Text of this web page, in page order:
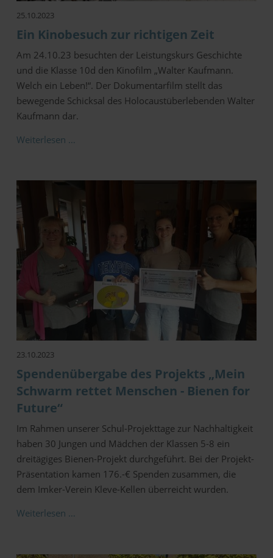
25.10.2023
Ein Kinobesuch zur richtigen Zeit
Am 24.10.23 besuchten der Leistungskurs Geschichte
und die Klasse 10d den Kinofilm „Walter Kaufmann.
Welch ein Leben!“. Der Dokumentarfilm stellt das
bewegende Schicksal des Holocaustüberlebenden Walter
Kaufmann dar.
Weiterlesen …
23.10.2023
Spendenübergabe des Projekts „Mein
Schwarm rettet Menschen - Bienen for
Future“
Im Rahmen unserer Schul-Projekttage zur Nachhaltigkeit
haben 30 Jungen und Mädchen der Klassen 5-8 ein
dreitägiges Bienen-Projekt durchgeführt. Bei der Projekt-
Präsentation kamen 176.-€ Spenden zusammen, die
dem Imker-Verein Kleve-Kellen überreicht wurden.
Weiterlesen …